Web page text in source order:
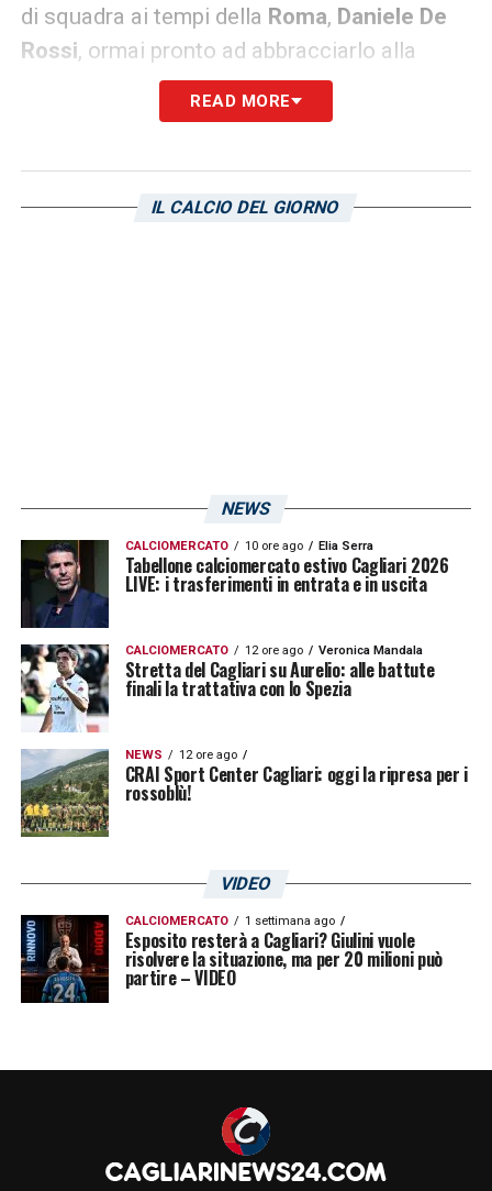
di squadra ai tempi della Roma, Daniele De
Rossi, ormai pronto ad abbracciarlo alla
. Nainggolan guadagnerà 400 mila euro
sino a giugno con gli emiliani. Secondo
possibilità di fare nuovi sforzi economici in
READ MORE
IL CALCIO DEL GIORNO
NEWS
CALCIOMERCATO 10 ore ago Elia Serra
Tabellone calciomercato estivo Cagliari 2026
LIVE: i trasferimenti in entrata e in uscita
CALCIOMERCATO 12 ore ago Veronica Mandala
Stretta del Cagliari su Aurelio: alle battute
finali la trattativa con lo Spezia
NEWS 12 ore ago
CRAI Sport Center Cagliari: oggi la ripresa per i
rossoblù!
VIDEO
CALCIOMERCATO 1 settimana ago
Esposito resterà a Cagliari? Giulini vuole
risolvere la situazione, ma per 20 milioni può
partire – VIDEO